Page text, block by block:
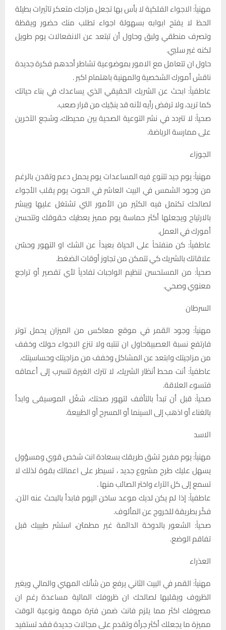
مهنياً: الاجواء الفلكية لا بأس بها تجعل مزاجك متعكر تاثيرات بطيئة
الحظ لا يفتح ابوابه بسهولة اجواء تطلب منك حضور ويقظة
وتصرف منطقي ولبق وحاول أن تبتعد عن الانفعالات يوم طويل
لكنه غير سلبي.
حاول ان تتعامل مع الامور بموضوعية تشاطر أحدهم فكرة جديدة
ناقش أمورك الشخصية والمهنية باهتمام اكبر .
عاطفياً: ابحث عن الشريك الحقيقي الذي يساعدك في بناء حياتك
كما تريد، ولا ترفض رأيه لأنه قد ينجّيك من قرار صعب.
صحياً: لا تتردد في نشر التوعية الصحية بين محيطك، وشجع الآخرين
على ممارسة الرياضة.
الجوزاء
مهنياً: يوم جيد تتنوع فيه المساعدات يوم يحمل دعم وتقدن بالرغم
من وجود الشمس في البيت العاشر في الحوت يوم يقلب الأجواء
لصالحك تكتمل فيه الكثير من الأمور التي تشتغل عليها ويبشر
بالارتياح ويجعلها أكثر حماسة يوم مميز يعطيك حقوقك وتتحسن
أمورك في العمل.
عاطفياً: كن منفتحاً على الحياة بعيداً عن الشك او التهور وحسّن
علاقاتك بالشريك كي تتمكن من تجاوز أوقات الضغط.
صحياً: من المستحسن تنظيم الواجبات تفادياً لأي تقصير أو تراجع
معنوي وصحي.
السرطان
مهنياً: وجود القمر في موقع معاكس من الميزان يحمل توتر
فارتفع نسبة العصبيةحاول ان تنتبه ولا تنزع الاجواء حولك وخفف
من مزاجيتك وابتعد عن المشاكل وخفف من مزاجيتك وحساسيتك.
عاطفياً: أنت محط أنظار الشريك، لا تترك الغيرة تتسرب إلى أعماقه
فتسوء العلاقة.
صحياً: قبل أن تبدأ بالتأفف لتهور صحتك، شغّل الموسيقى وابدأ
بالغناء أو اذهب إلى السينما أو المسرح أو الطبيعة.
الاسد
مهنياً: يوم مفرح تشق طريقك بسعادة انت شخص قوي ومسؤول
يسهل عليك طرح مشروع جديد ، تسيطر على اعمالك بقوة لذلك لا
تسمع إلى كل الآراء واختر الصائب منها .
عاطفياً: إذا لم يكن لديك موعد ساخن اليوم فابدأ بالبحث عنه الآن.
فكّر بطريقة للخروج عن المألوف.
صحياً: الشعور بالدوخة الدائمة غير مطمئن، استشر طبيبك قبل
تفاقم الوضع.
العذراء
مهنياً: القمر في البيت الثاني يرفع من شأنك المهني والمالي ويغير
الظروف ويقلبها لصالحك ان ظروفك المالية مساعدة رغم ان
مصروفك اكثر مما يلزم فانت ضمن فترة مهمة ونوعية الوقت
مميزة ما يجعلك أكثر جرأة وتقدم على مجالات جديدة فقد تستفيد